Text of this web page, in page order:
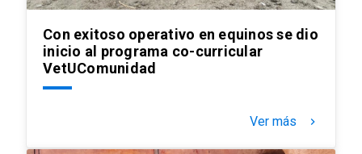
Con exitoso operativo en equinos se dio
inicio al programa co-curricular
VetUComunidad
Ver más keyboard_arrow_right